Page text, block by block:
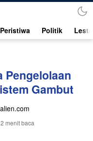
Politik
Pengelolaan
Gambut
2 menit baca